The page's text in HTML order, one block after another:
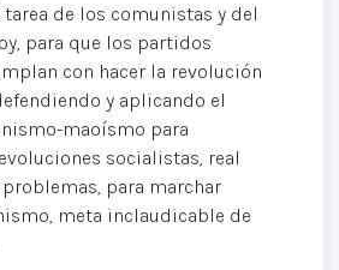
de los comunistas y del
para que los partidos
con hacer la revolución
y aplicando el
maoísmo para
socialistas, real
para marchar
meta inclaudicable de